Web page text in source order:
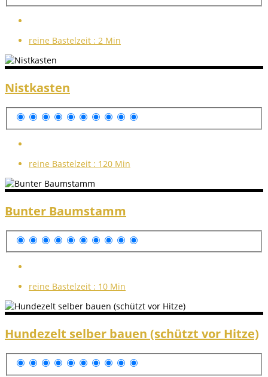
reine Bastelzeit : 2 Min
Nistkasten
reine Bastelzeit : 120 Min
Bunter Baumstamm
reine Bastelzeit : 10 Min
Hundezelt selber bauen (schützt vor Hitze)